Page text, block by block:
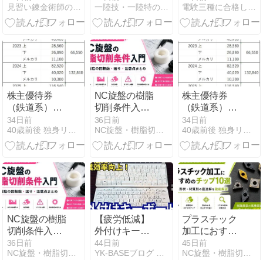
る饗宴ー
見習い錬金術師の奮闘記
はいつ？2026
年
一陸技・一陸特のﾑｾﾝﾎﾞｰﾔ!!
とは？
株主優待券
（鉄道系）の
売却について
（2026年上
期）
34日前
40歳前後 独身リーマンたけしの日常雑談
NC旋盤の樹脂
切削条件入門
｜主要樹脂の
回転数・送
り・注意点ま
36日前
NC旋盤・樹脂切削加工のことなら【旋盤ラボ】
株主優待券
（鉄道系）の
売却について
（2026年上
期）
34日前
40歳前後 独身リーマンたけしの日常雑談
NC旋盤の樹脂
切削条件入門
｜主要樹脂の
回転数・送
36日前
NC旋盤・樹脂切削加工のことなら【旋盤ラボ】
【疲労低減】
外付けキーボ
ードのおすす
め【作業性向
44日前
YK-BASEブログ 整備士・サンメカお役立ち・応援サイト
プラスチック
加工におすす
めのチップ10
選｜樹脂加工
45日前
NC旋盤・樹脂切削加工のことなら【旋盤ラボ】